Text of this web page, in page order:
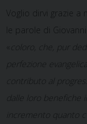
Voglio dirvi grazie
le parole di
coloro, che, pur
perfezione
dalle loro benefiche